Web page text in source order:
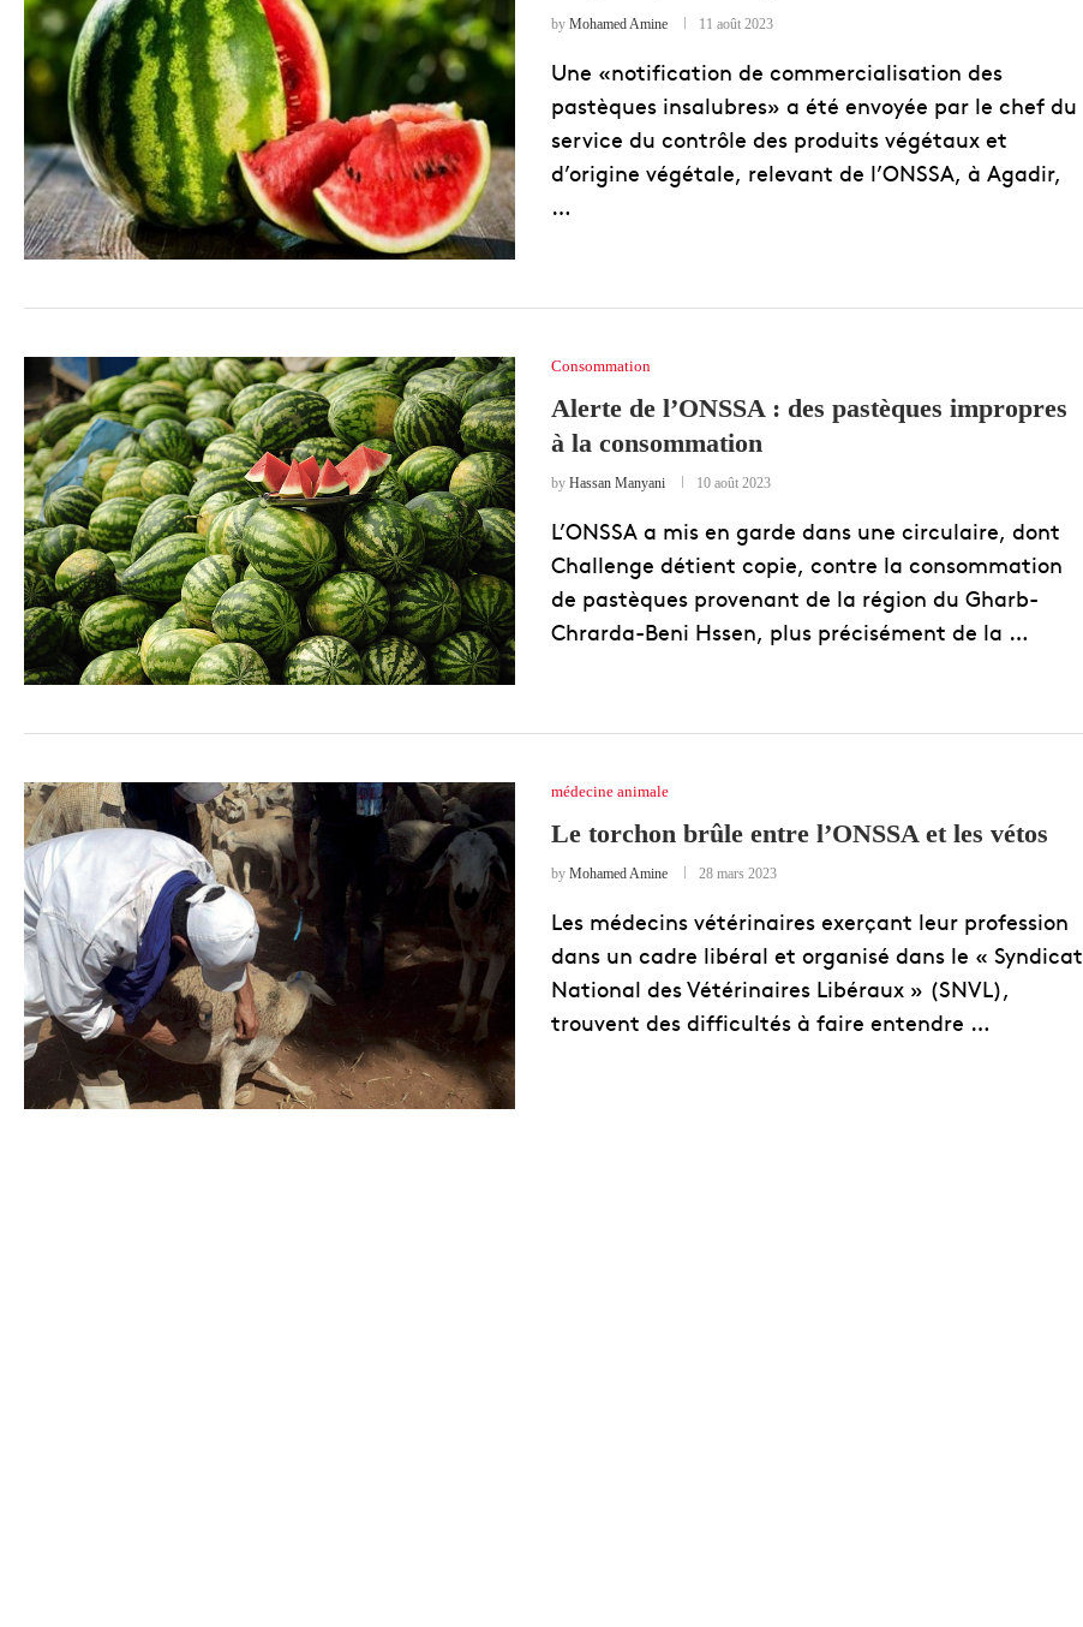
by Mohamed Amine 11 août 2023
Une «notification de commercialisation des
pastèques insalubres» a été envoyée par le chef du
service du contrôle des produits végétaux et
d’origine végétale, relevant de l’ONSSA, à Agadir,
…
Consommation
Alerte de l’ONSSA : des pastèques impropres
à la consommation
by Hassan Manyani 10 août 2023
L’ONSSA a mis en garde dans une circulaire, dont
Challenge détient copie, contre la consommation
de pastèques provenant de la région du Gharb-
Chrarda-Beni Hssen, plus précisément de la …
médecine animale
Le torchon brûle entre l’ONSSA et les vétos
by Mohamed Amine 28 mars 2023
Les médecins vétérinaires exerçant leur profession
dans un cadre libéral et organisé dans le « Syndicat
National des Vétérinaires Libéraux » (SNVL),
trouvent des difficultés à faire entendre …